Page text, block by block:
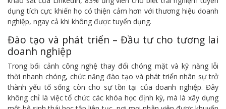
dụng tích cực khiến họ có thiện cảm hơn với thương hiệu doanh
nghiệp, ngay cả khi không được tuyển dụng.
Đào tạo và phát triển – Đầu tư cho tương lai
doanh nghiệp
Trong bối cảnh công nghệ thay đổi chóng mặt và kỹ năng lỗi
thời nhanh chóng, chức năng đào tạo và phát triển nhân sự trở
thành yếu tố sống còn cho sự tồn tại của doanh nghiệp. Đây
không chỉ là việc tổ chức các khóa học định kỳ, mà là xây dựng